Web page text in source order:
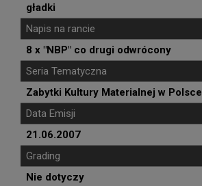
gładki
Napis na rancie
8 x "NBP" co drugi odwrócony
Seria Tematyczna
Zabytki Kultury Materialnej w Polsce
Data Emisji
21.06.2007
Grading
Nie dotyczy